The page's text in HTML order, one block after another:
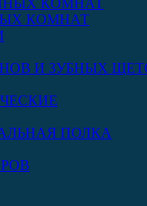
КОМНАТ
И ЗУБНЫХ
ПОЛКА